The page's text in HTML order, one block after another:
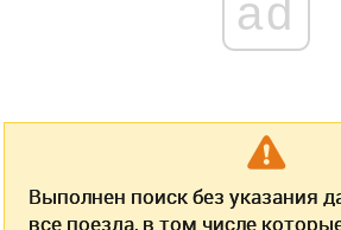
ad
Выполнен поиск без указания
все поезда, в том числе